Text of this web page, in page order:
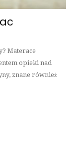
Materace
opieki nad
znane również